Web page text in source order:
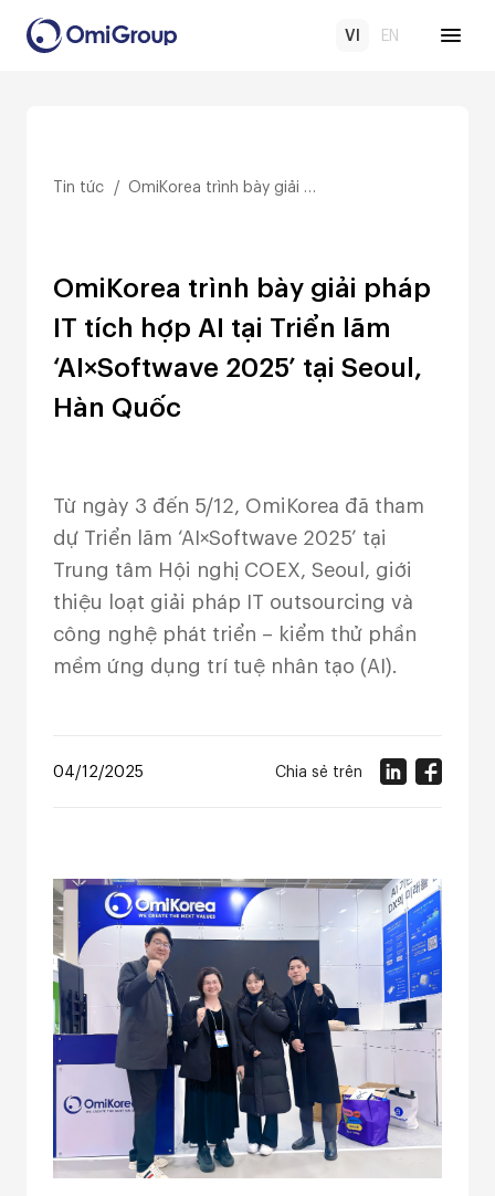
VI EN
Tin tức OmiKorea trình bày giải pháp IT tích hợp AI tại Triển lãm ‘AI×Softwave 2025’ tại Seoul, Hàn Quốc
OmiKorea trình bày giải pháp
IT tích hợp AI tại Triển lãm
‘AI×Softwave 2025’ tại Seoul,
Hàn Quốc
Từ ngày 3 đến 5/12, OmiKorea đã tham
dự Triển lãm ‘AI×Softwave 2025’ tại
Trung tâm Hội nghị COEX, Seoul, giới
thiệu loạt giải pháp IT outsourcing và
công nghệ phát triển – kiểm thử phần
mềm ứng dụng trí tuệ nhân tạo (AI).
04/12/2025 Chia sẻ trên